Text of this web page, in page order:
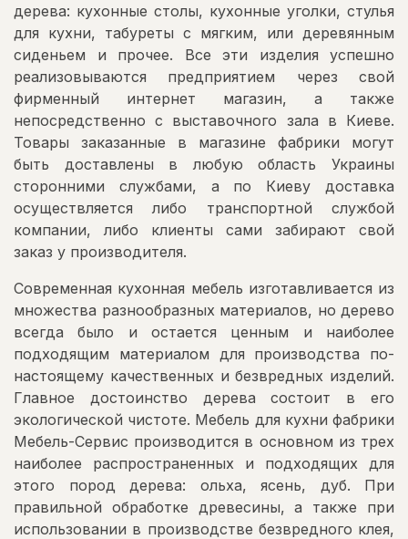
дерева: кухонные столы, кухонные уголки, стулья
для кухни, табуреты с мягким, или деревянным
сиденьем и прочее. Все эти изделия успешно
реализовываются предприятием через свой
фирменный интернет магазин, а также
непосредственно с выставочного зала в Киеве.
Товары заказанные в магазине фабрики могут
быть доставлены в любую область Украины
сторонними службами, а по Киеву доставка
осуществляется либо транспортной службой
компании, либо клиенты сами забирают свой
заказ у производителя.
Современная кухонная мебель изготавливается из
множества разнообразных материалов, но дерево
всегда было и остается ценным и наиболее
подходящим материалом для производства по-
настоящему качественных и безвредных изделий.
Главное достоинство дерева состоит в его
экологической чистоте. Мебель для кухни фабрики
Мебель-Сервис производится в основном из трех
наиболее распространенных и подходящих для
этого пород дерева: ольха, ясень, дуб. При
правильной обработке древесины, а также при
использовании в производстве безвредного клея,